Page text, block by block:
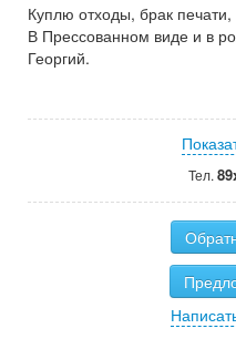
Куплю отходы, брак
В Прессованном виде и в
Георгий.
Тел.